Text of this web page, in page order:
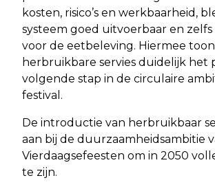
kosten, risico’s en werkbaarheid,
systeem goed uitvoerbaar en
voor de eetbeleving. Hiermee
herbruikbare servies duidelijk het
volgende stap in de circulaire
festival.
De introductie van herbruikbaar
aan bij de duurzaamheidsambitie
Vierdaagsefeesten om in 2050
te zijn.